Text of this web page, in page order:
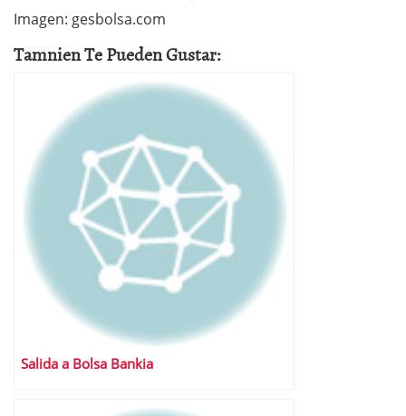
Imagen: gesbolsa.com
Tamnien Te Pueden Gustar:
Salida a Bolsa Bankia